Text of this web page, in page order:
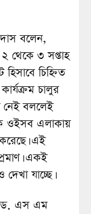
দাস বলেন,
২ থেকে ৩ সপ্তাহ
চিহ্নিত
চালুর
নেই বললেই
ওইসব এলাকায়
এই
একই
যাচ্ছে।
ড. এস এম